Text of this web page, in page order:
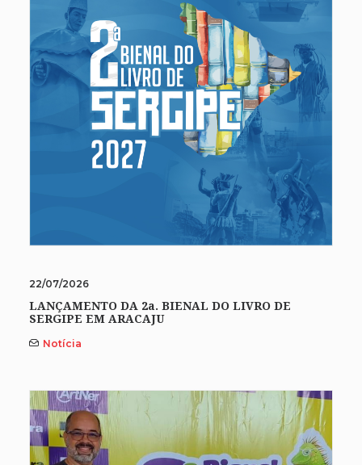
22/07/2026
LANÇAMENTO DA 2a. BIENAL DO LIVRO DE
SERGIPE EM ARACAJU
Notícia